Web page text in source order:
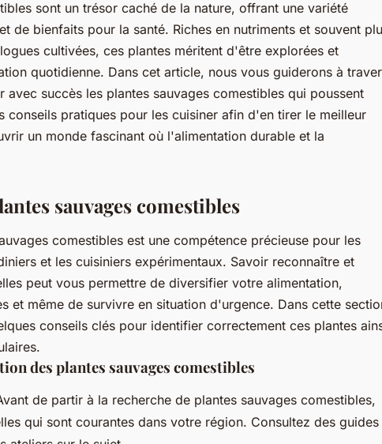
sont un trésor caché de la nature, offrant une variété
de bienfaits pour la santé. Riches en nutriments et souvent
cultivées, ces plantes méritent d'être explorées et
quotidienne. Dans cet article, nous vous guiderons à
avec succès les plantes sauvages comestibles qui poussent
conseils pratiques pour les cuisiner afin d'en tirer le meilleur
un monde fascinant où l'alimentation durable et la
sauvages comestibles
comestibles est une compétence précieuse pour les
et les cuisiniers expérimentaux. Savoir reconnaître et
peut vous permettre de diversifier votre alimentation,
et même de survivre en situation d'urgence. Dans cette
conseils clés pour identifier correctement ces plantes
des plantes sauvages comestibles
de partir à la recherche de plantes sauvages comestibles,
qui sont courantes dans votre région. Consultez des guides